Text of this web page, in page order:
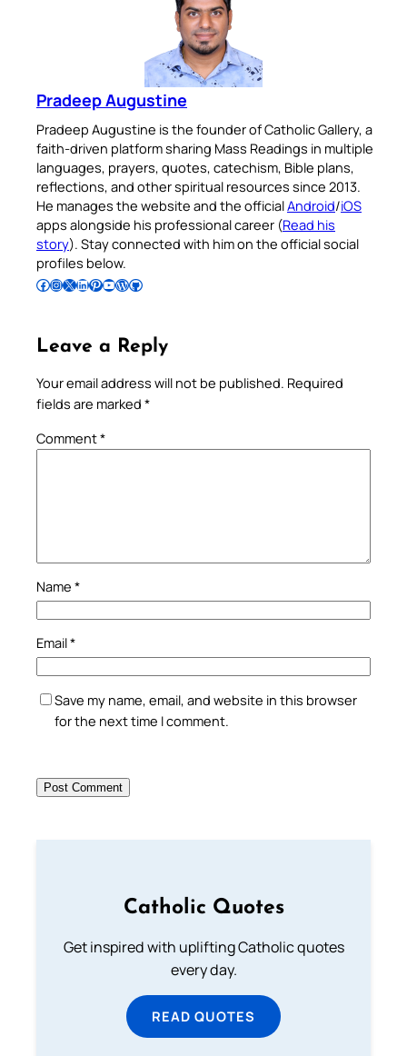
Pradeep Augustine
Pradeep Augustine is the founder of Catholic Gallery, a
faith-driven platform sharing Mass Readings in multiple
languages, prayers, quotes, catechism, Bible plans,
reflections, and other spiritual resources since 2013.
He manages the website and the officialAndroid/iOS
apps alongside his professional career (Read his
story). Stay connected with him on the official social
profiles below.
Follow Pradeep on Facebook Follow Pradeep on InstagramFollow Pradeep on X Follow Pradeep on LinkedIn Follow Pradeep on Pinterest Subscribe to Pradeep’s Youtube Channel Follow Pradeep on WordPress Follow Pradeep on GitHub
Leave a Reply
Your email address will not be published. Required
fields are marked *
Comment*
Name *
Email*
Save my name, email, and website in this browser
for the next time I comment.
Catholic Quotes
Get inspired with uplifting Catholic quotes
every day.
READ QUOTES